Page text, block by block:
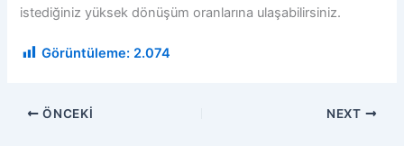
istediğiniz yüksek dönüşüm oranlarına ulaşabilirsiniz.
Görüntüleme: 2.074
ÖNCEKI NEXT